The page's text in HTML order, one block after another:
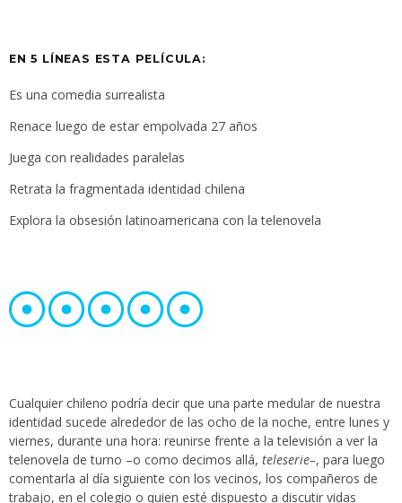
EN 5 LÍNEAS ESTA PELÍCULA:
Es una comedia surrealista
Renace luego de estar empolvada 27 años
Juega con realidades paralelas
Retrata la fragmentada identidad chilena
Explora la obsesión latinoamericana con la telenovela
Cualquier chileno podría decir que una parte medular de nuestra
identidad sucede alrededor de las ocho de la noche, entre lunes y
viernes, durante una hora: reunirse frente a la televisión a ver la
telenovela de turno –o como decimos allá, teleserie–, para luego
comentarla al día siguiente con los vecinos, los compañeros de
trabajo, en el colegio o quien esté dispuesto a discutir vidas